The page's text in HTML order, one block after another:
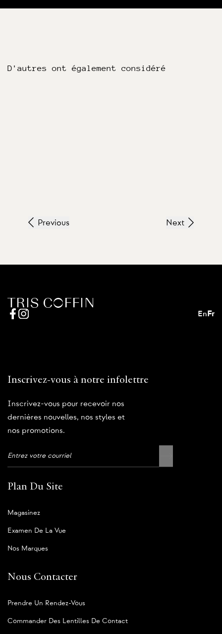
D'autres ont également considéré
Previous Next
EnFr
Inscrivez-vous à notre infolettre
Inscrivez-vous pour recevoir nos
dernières nouvelles, nos styles et
nos promotions.
Plan Du Site
Magasinez
Examen De La Vue
Nos Marques
Nous Contacter
Prendre Un Rendez-Vous
Commander Des Lentilles De Contact